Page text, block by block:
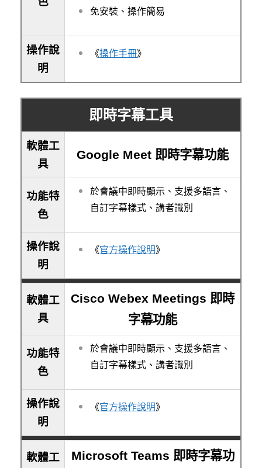
免安裝、操作簡易
操作說
明
《操作手冊》
即時字幕工具
軟體工
具
Google Meet 即時字幕功能
功能特
色
於會議中即時顯示、支援多語言、
自訂字幕樣式、講者識別
操作說
明
《官方操作說明》
軟體工
具
Cisco Webex Meetings 即時
字幕功能
功能特
色
於會議中即時顯示、支援多語言、
自訂字幕樣式、講者識別
操作說
明
《官方操作說明》
軟體工
Microsoft Teams 即時字幕功